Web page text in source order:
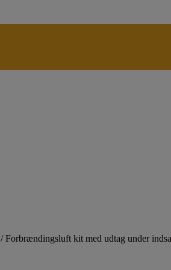
/Forbrændingsluft kit med udtag under